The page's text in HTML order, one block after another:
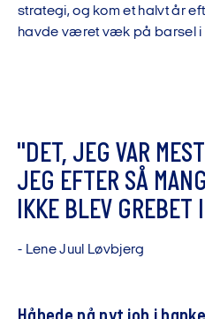
strategi, og kom et halvt år
havde været væk på barsel i
"DET, JEG VAR MEST
JEG EFTER SÅ MANG
IKKE BLEV GREBET I
- Lene Juu Løvbjerg